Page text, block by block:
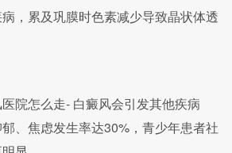
累及巩膜时色素减少导致晶状体透
怎么走- 白癜风会引发其他疾病
、焦虑发生率达30%，青少年患者社